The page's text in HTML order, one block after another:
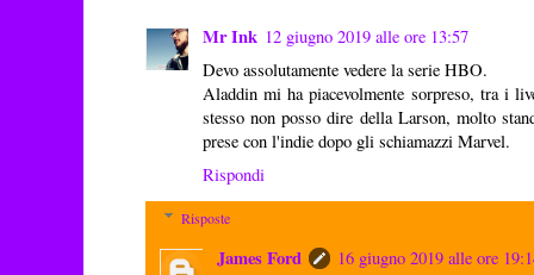
Mr Ink 12 giugno 2019 alle ore 13:57
Devo assolutamente vedere la serie HBO.
Aladdin mi ha piacevolmente sorpreso, tra i
stesso non posso dire della Larson, molto
prese con l'indie dopo gli schiamazzi Marvel.
Rispondi
Risposte
James Ford
16 giugno 2019 alle ore